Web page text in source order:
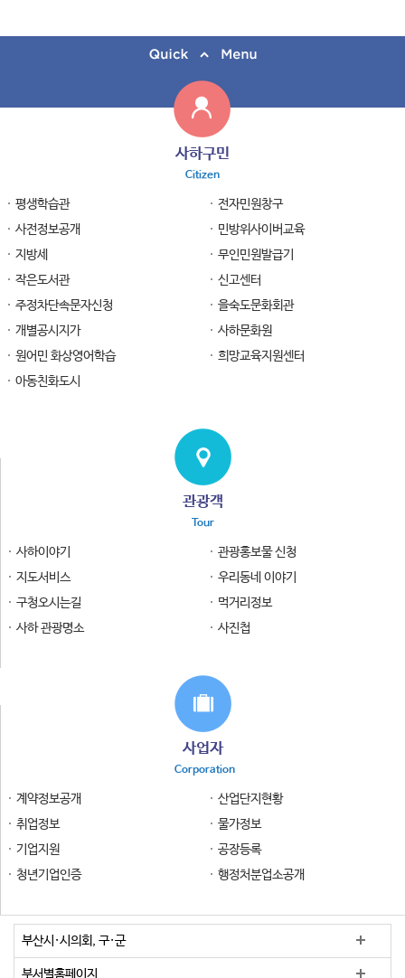
사하구민
Citizen
평생학습관
전자민원창구
사전정보공개
민방위사이버교육
지방세
무인민원발급기
작은도서관
신고센터
주정차단속문자신청
을숙도문화회관
개별공시지가
사하문화원
원어민 화상영어학습
희망교육지원센터
아동친화도시
관광객
Tour
사하이야기
관광홍보물 신청
지도서비스
우리동네 이야기
구청오시는길
먹거리정보
사하 관광명소
사진첩
사업자
Corporation
계약정보공개
산업단지현황
취업정보
물가정보
기업지원
공장등록
청년기업인증
행정처분업소공개
부산시·시의회, 구·군
부서별홈페이지